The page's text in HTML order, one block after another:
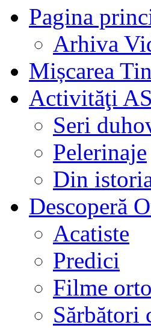
Pagina
Arhiva
Mișcarea
Activităţi
Seri
Pelerinaje
Din
Descoperă
Acatiste
Predici
Filme
Sărbători